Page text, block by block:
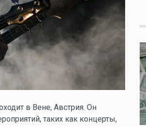
в Вене, Австрия. Он
таких как концерты,